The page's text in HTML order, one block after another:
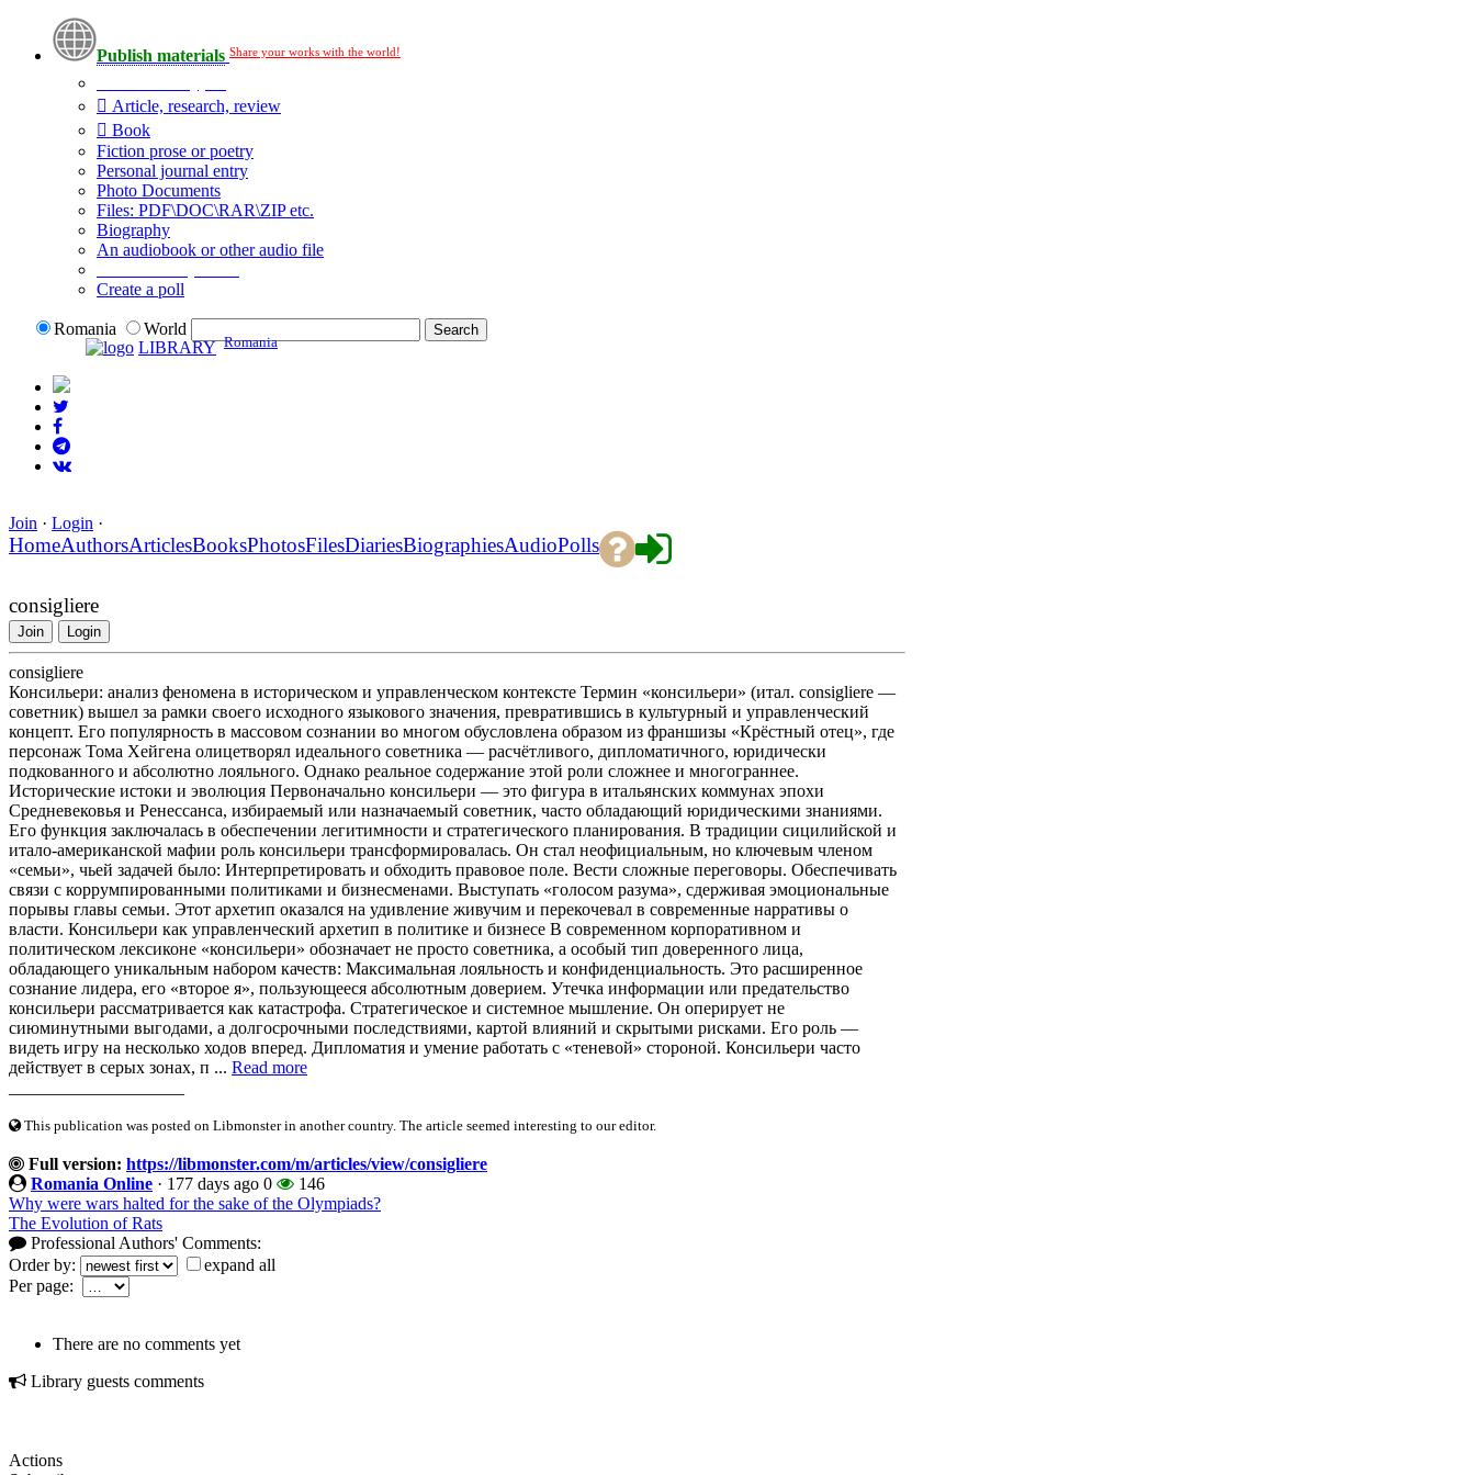
Publish materials Share your works with the world!
Article, research, review
Book
Fiction prose or poetry
Personal journal entry
Photo Documents
Files: PDF\DOC\RAR\ZIP etc.
Biography
An audiobook or other audio file
Create a poll
Romania
World
LIBRARY Romania
Join · Login ·
HomeAuthorsArticlesBooksPhotosFilesDiariesBiographiesAudioPolls
consigliere
Join Login
consigliere
Консильери: анализ феномена в историческом и управленческом контексте Термин «консильери» (итал. consigliere —
советник) вышел за рамки своего исходного языкового значения, превратившись в культурный и управленческий
концепт. Его популярность в массовом сознании во многом обусловлена образом из франшизы «Крёстный отец», где
персонаж Тома Хейгена олицетворял идеального советника — расчётливого, дипломатичного, юридически
подкованного и абсолютно лояльного. Однако реальное содержание этой роли сложнее и многограннее.
Исторические истоки и эволюция Первоначально консильери — это фигура в итальянских коммунах эпохи
Средневековья и Ренессанса, избираемый или назначаемый советник, часто обладающий юридическими знаниями.
Его функция заключалась в обеспечении легитимности и стратегического планирования. В традиции сицилийской и
итало-американской мафии роль консильери трансформировалась. Он стал неофициальным, но ключевым членом
«семьи», чьей задачей было: Интерпретировать и обходить правовое поле. Вести сложные переговоры. Обеспечивать
связи с коррумпированными политиками и бизнесменами. Выступать «голосом разума», сдерживая эмоциональные
порывы главы семьи. Этот архетип оказался на удивление живучим и перекочевал в современные нарративы о
власти. Консильери как управленческий архетип в политике и бизнесе В современном корпоративном и
политическом лексиконе «консильери» обозначает не просто советника, а особый тип доверенного лица,
обладающего уникальным набором качеств: Максимальная лояльность и конфиденциальность. Это расширенное
сознание лидера, его «второе я», пользующееся абсолютным доверием. Утечка информации или предательство
консильери рассматривается как катастрофа. Стратегическое и системное мышление. Он оперирует не
сиюминутными выгодами, а долгосрочными последствиями, картой влияний и скрытыми рисками. Его роль —
видеть игру на несколько ходов вперед. Дипломатия и умение работать с «теневой» стороной. Консильери часто
действует в серых зонах, п ... Read more
This publication was posted on Libmonster in another country. The article seemed interesting to our editor.
Full version: https://libmonster.com/m/articles/view/consigliere
Romania Online · 177 days ago 0
146
Why were wars halted for the sake of the Olympiads?
The Evolution of Rats
Professional Authors' Comments:
Order by:
expand all
Per page:
There are no comments yet
Library guests comments
Actions